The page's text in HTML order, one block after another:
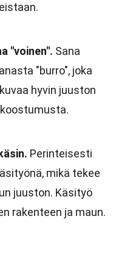
"voinen". Sana
"burro", joka
hyvin juuston
Perinteisesti
mikä tekee
juuston. Käsityö
rakenteen ja maun.